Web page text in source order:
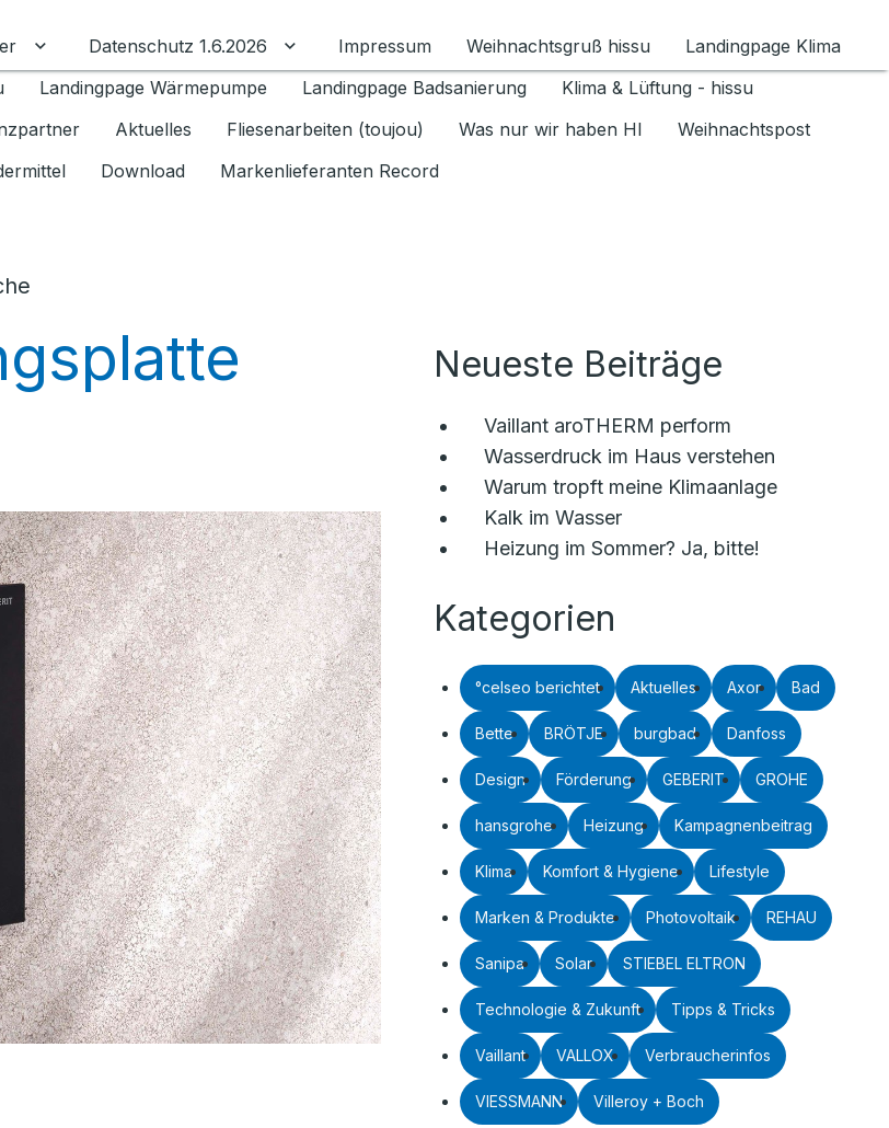
Untermenü für Ratgeber umschalten
Datenschutz 1.6.2026 Untermenü für Datenschutz 1.6.2026 umschalten
Impressum Weihnachtsgruß hissu
Landingpage Klima
Landingpage Wärmepumpe Landingpage Badsanierung
Klima & Lüftung - hissu
Aktuelles Fliesenarbeiten (toujou) Was nur wir haben HI
Weihnachtspost
Download Markenlieferanten Record
Neueste Beiträge
Vaillant aroTHERM perform
Wasserdruck im Haus verstehen
Warum tropft meine Klimaanlage
Kalk im Wasser
Heizung im Sommer? Ja, bitte!
Kategorien
°celseo berichtet Aktuelles Axor Bad
Bette BRÖTJE burgbad Danfoss
Design Förderung GEBERIT GROHE
hansgrohe Heizung Kampagnenbeitrag
Klima Komfort & Hygiene Lifestyle
Marken & Produkte Photovoltaik REHAU
Sanipa Solar STIEBEL ELTRON
Technologie & Zukunft Tipps & Tricks
Vaillant VALLOX Verbraucherinfos
VIESSMANN Villeroy + Boch